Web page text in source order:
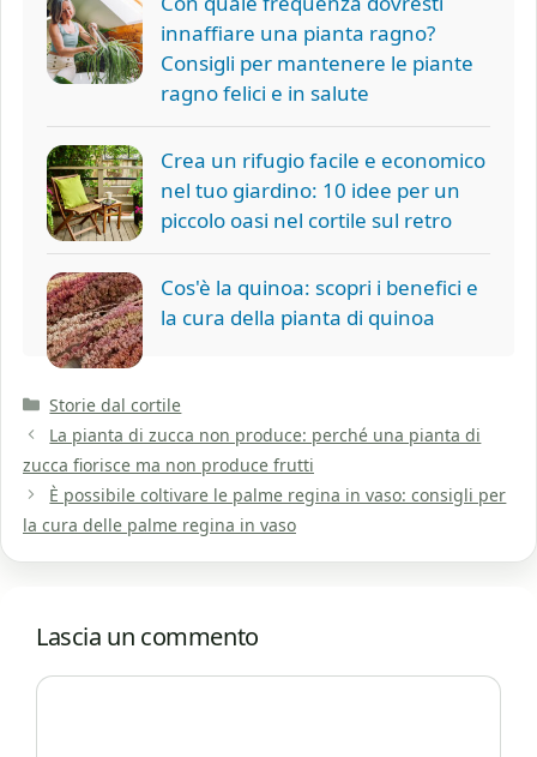
innaffiare una pianta ragno?
Consigli per mantenere le piante
ragno felici e in salute
Crea un rifugio facile e economico
nel tuo giardino: 10 idee per un
piccolo oasi nel cortile sul retro
Cos'è la quinoa: scopri i benefici e
la cura della pianta di quinoa
Categorie
Storie dal cortile
La pianta di zucca non produce: perché una pianta di
zucca fiorisce ma non produce frutti
È possibile coltivare le palme regina in vaso: consigli per
la cura delle palme regina in vaso
Lascia un commento
Commento